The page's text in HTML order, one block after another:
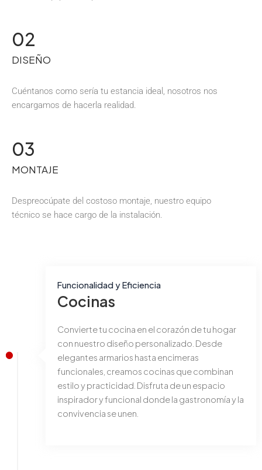
02
DISEÑO
Cuéntanos como sería tu estancia ideal, nosotros nos
encargamos de hacerla realidad.
03
MONTAJE
Despreocúpate del costoso montaje, nuestro equipo
técnico se hace cargo de la instalación.
Funcionalidad y Eficiencia
Cocinas
Convierte tu cocina en el corazón de tu hogar
con nuestro diseño personalizado. Desde
elegantes armarios hasta encimeras
funcionales, creamos cocinas que combinan
estilo y practicidad. Disfruta de un espacio
inspirador y funcional donde la gastronomía y la
convivencia se unen.